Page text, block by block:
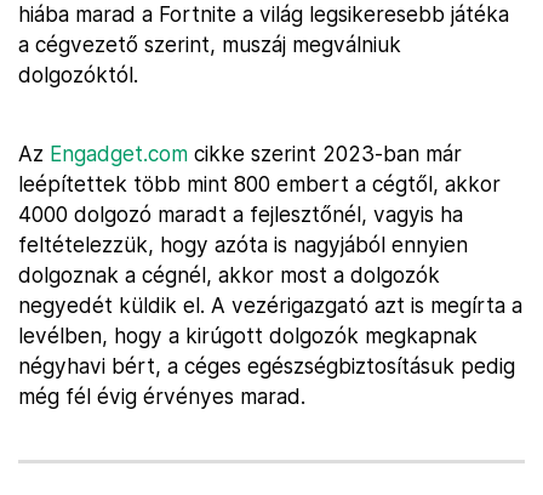
hiába marad a Fortnite a világ legsikeresebb játéka
a cégvezető szerint, muszáj megválniuk
dolgozóktól.
Az Engadget.com cikke szerint 2023-ban már
leépítettek több mint 800 embert a cégtől, akkor
4000 dolgozó maradt a fejlesztőnél, vagyis ha
feltételezzük, hogy azóta is nagyjából ennyien
dolgoznak a cégnél, akkor most a dolgozók
negyedét küldik el. A vezérigazgató azt is megírta a
levélben, hogy a kirúgott dolgozók megkapnak
négyhavi bért, a céges egészségbiztosításuk pedig
még fél évig érvényes marad.